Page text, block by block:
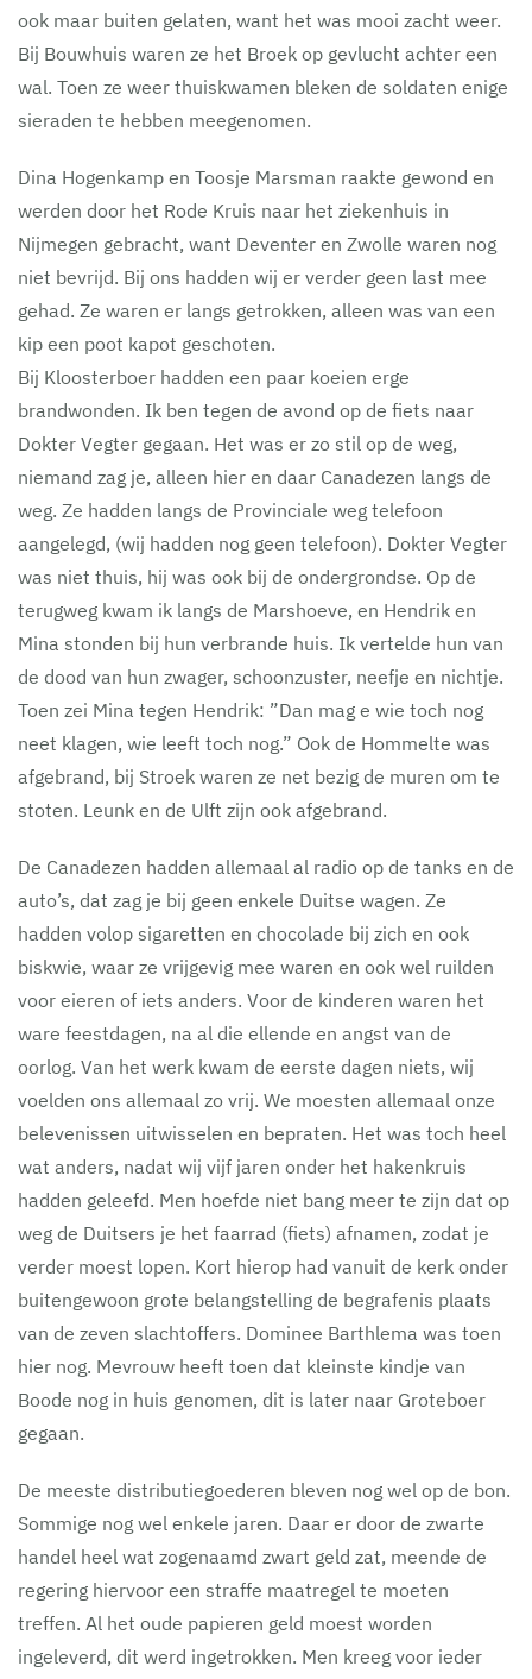
ook maar buiten gelaten, want het was mooi zacht weer.
Bij Bouwhuis waren ze het Broek op gevlucht achter een
wal. Toen ze weer thuiskwamen bleken de soldaten enige
sieraden te hebben meegenomen.
Dina Hogenkamp en Toosje Marsman raakte gewond en
werden door het Rode Kruis naar het ziekenhuis in
Nijmegen gebracht, want Deventer en Zwolle waren nog
niet bevrijd. Bij ons hadden wij er verder geen last mee
gehad. Ze waren er langs getrokken, alleen was van een
kip een poot kapot geschoten.
Bij Kloosterboer hadden een paar koeien erge
brandwonden. Ik ben tegen de avond op de fiets naar
Dokter Vegter gegaan. Het was er zo stil op de weg,
niemand zag je, alleen hier en daar Canadezen langs de
weg. Ze hadden langs de Provinciale weg telefoon
aangelegd, (wij hadden nog geen telefoon). Dokter Vegter
was niet thuis, hij was ook bij de ondergrondse. Op de
terugweg kwam ik langs de Marshoeve, en Hendrik en
Mina stonden bij hun verbrande huis. Ik vertelde hun van
de dood van hun zwager, schoonzuster, neefje en nichtje.
Toen zei Mina tegen Hendrik: ”Dan mag e wie toch nog
neet klagen, wie leeft toch nog.” Ook de Hommelte was
afgebrand, bij Stroek waren ze net bezig de muren om te
stoten. Leunk en de Ulft zijn ook afgebrand.
De Canadezen hadden allemaal al radio op de tanks en de
auto’s, dat zag je bij geen enkele Duitse wagen. Ze
hadden volop sigaretten en chocolade bij zich en ook
biskwie, waar ze vrijgevig mee waren en ook wel ruilden
voor eieren of iets anders. Voor de kinderen waren het
ware feestdagen, na al die ellende en angst van de
oorlog. Van het werk kwam de eerste dagen niets, wij
voelden ons allemaal zo vrij. We moesten allemaal onze
belevenissen uitwisselen en bepraten. Het was toch heel
wat anders, nadat wij vijf jaren onder het hakenkruis
hadden geleefd. Men hoefde niet bang meer te zijn dat op
weg de Duitsers je het faarrad (fiets) afnamen, zodat je
verder moest lopen. Kort hierop had vanuit de kerk onder
buitengewoon grote belangstelling de begrafenis plaats
van de zeven slachtoffers. Dominee Barthlema was toen
hier nog. Mevrouw heeft toen dat kleinste kindje van
Boode nog in huis genomen, dit is later naar Groteboer
gegaan.
De meeste distributiegoederen bleven nog wel op de bon.
Sommige nog wel enkele jaren. Daar er door de zwarte
handel heel wat zogenaamd zwart geld zat, meende de
regering hiervoor een straffe maatregel te moeten
treffen. Al het oude papieren geld moest worden
ingeleverd, dit werd ingetrokken. Men kreeg voor ieder